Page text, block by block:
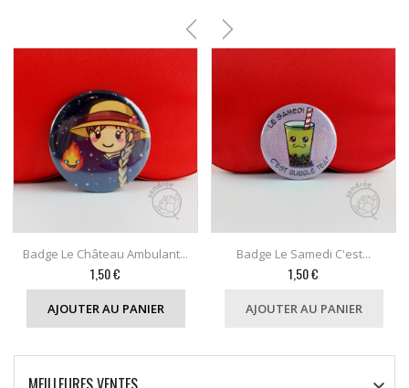
Badge Le Château Ambulant...
Prix
1,50 €
AJOUTER AU PANIER
Badge Le Samedi C'est...
Prix
1,50 €
AJOUTER AU PANIER